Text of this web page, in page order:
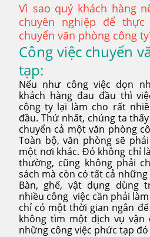
Vì sao quý khách hàng
chuyên nghiệp để
chuyển văn phòng công
Công việc chuyển
tạp:
Nếu như công việc dọn
khách hàng đau đầu thì
công ty lại làm cho rất
đầu. Thứ nhất, chúng ta
chuyển cả một văn phòng
Toàn bộ, văn phòng sẽ
một nơi khác. Đó không chỉ
thường, cũng không phải
sách mà còn có tất cả
Bàn, ghế, vật dụng dùng
nhiều công việc cần phải
chỉ có một thời gian ngắn
không tìm một dịch vụ vận
những công việc phức tạp